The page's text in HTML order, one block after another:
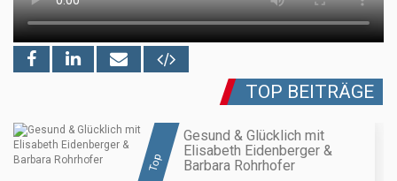
TOP BEITRÄGE
Top
Gesund & Glücklich mit
Elisabeth Eidenberger &
Barbara Rohrhofer